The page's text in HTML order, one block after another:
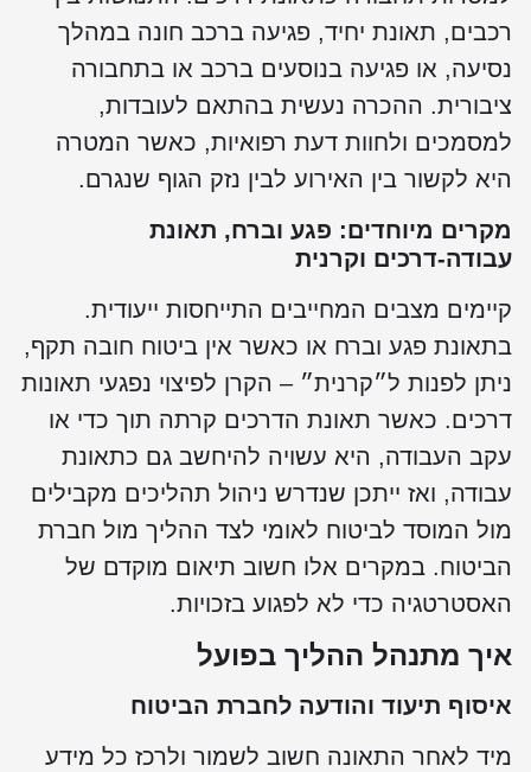
תאונת יחיד, פגיעה ברכב חונה במהלך
או פגיעה בנוסעים ברכב או בתחבורה
ההכרה נעשית בהתאם לעובדות,
ולחוות דעת רפואיות, כאשר המטרה
לקשור בין האירוע לבין נזק הגוף שנגרם.
מיוחדים: פגע וברח, תאונת
דרכים וקרנית
מצבים המחייבים התייחסות ייעודית.
פגע וברח או כאשר אין ביטוח חובה תקף,
לפנות ל״קרנית״ – הקרן לפיצוי נפגעי תאונות
כאשר תאונת הדרכים קרתה תוך כדי או
העבודה, היא עשויה להיחשב גם כתאונת
ואז ייתכן שנדרש ניהול תהליכים מקבילים
המוסד לביטוח לאומי לצד ההליך מול חברת
במקרים אלו חשוב תיאום מוקדם של
כדי לא לפגוע בזכויות.
מתנהל ההליך בפועל
תיעוד והודעה לחברת הביטוח
לאחר התאונה חשוב לשמור ולרכז כל מידע